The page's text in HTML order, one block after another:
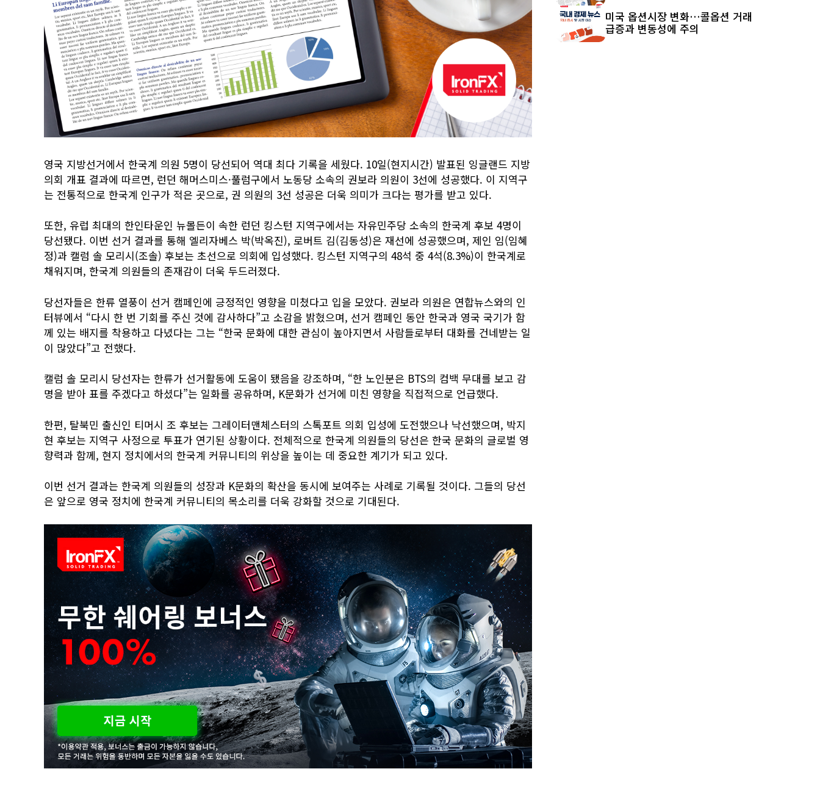
영국 지방선거에서 한국계 의원 5명이 당선되어 역대 최다 기록을 세웠다. 10일(현지시간) 발표된 잉글랜드 지방
의회 개표 결과에 따르면, 런던 해머스미스·풀럼구에서 노동당 소속의 권보라 의원이 3선에 성공했다. 이 지역구
는 전통적으로 한국계 인구가 적은 곳으로, 권 의원의 3선 성공은 더욱 의미가 크다는 평가를 받고 있다.
또한, 유럽 최대의 한인타운인 뉴몰든이 속한 런던 킹스턴 지역구에서는 자유민주당 소속의 한국계 후보 4명이
당선됐다. 이번 선거 결과를 통해 엘리자베스 박(박옥진), 로버트 김(김동성)은 재선에 성공했으며, 제인 임(임혜
정)과 캘럼 솔 모리시(조솔) 후보는 초선으로 의회에 입성했다. 킹스턴 지역구의 48석 중 4석(8.3%)이 한국계로
채워지며, 한국계 의원들의 존재감이 더욱 두드러졌다.
당선자들은 한류 열풍이 선거 캠페인에 긍정적인 영향을 미쳤다고 입을 모았다. 권보라 의원은 연합뉴스와의 인
터뷰에서 “다시 한 번 기회를 주신 것에 감사하다”고 소감을 밝혔으며, 선거 캠페인 동안 한국과 영국 국기가 함
께 있는 배지를 착용하고 다녔다는 그는 “한국 문화에 대한 관심이 높아지면서 사람들로부터 대화를 건네받는 일
이 많았다”고 전했다.
캘럼 솔 모리시 당선자는 한류가 선거활동에 도움이 됐음을 강조하며, “한 노인분은 BTS의 컴백 무대를 보고 감
명을 받아 표를 주겠다고 하셨다”는 일화를 공유하며, K문화가 선거에 미친 영향을 직접적으로 언급했다.
한편, 탈북민 출신인 티머시 조 후보는 그레이터맨체스터의 스톡포트 의회 입성에 도전했으나 낙선했으며, 박지
현 후보는 지역구 사정으로 투표가 연기된 상황이다. 전체적으로 한국계 의원들의 당선은 한국 문화의 글로벌 영
향력과 함께, 현지 정치에서의 한국계 커뮤니티의 위상을 높이는 데 중요한 계기가 되고 있다.
이번 선거 결과는 한국계 의원들의 성장과 K문화의 확산을 동시에 보여주는 사례로 기록될 것이다. 그들의 당선
은 앞으로 영국 정치에 한국계 커뮤니티의 목소리를 더욱 강화할 것으로 기대된다.
미국 옵션시장 변화…콜옵션 거래
급증과 변동성에 주의